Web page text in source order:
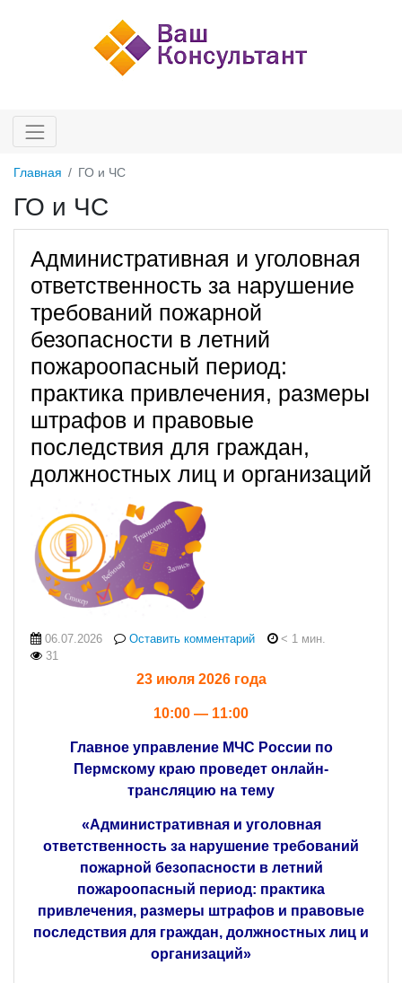
Главная ГО и ЧС
ГО и ЧС
Административная и уголовная
ответственность за нарушение
требований пожарной
безопасности в летний
пожароопасный период:
практика привлечения, размеры
штрафов и правовые
последствия для граждан,
должностных лиц и организаций
06.07.2026 Оставить комментарий
< 1 мин.
31
23июля2026года
10:00 — 11:00
ГлавноеуправлениеМЧС России по
Пермскому краю проведет онлайн-
трансляцию на тему
«Административнаяи уголовная
ответственность за нарушение требований
пожарной безопасности влетний
пожароопасный период: практика
привлечения, размеры штрафов и правовые
последствия для граждан, должностных лиц и
организаций»